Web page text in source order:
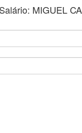
Salário: MIGUEL